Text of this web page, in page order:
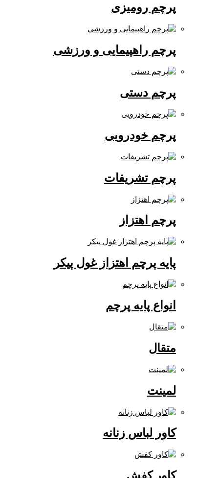
پرچم رومیزی
پرچم راهپیمایی و ورزشی
پرچم دستی
پرچم خودرویی
پرچم تشریفات
پرچم اهتزاز
پایه پرچم اهتزاز غول پیکر
انواع پایه پرچم
کاور لباس زنانه